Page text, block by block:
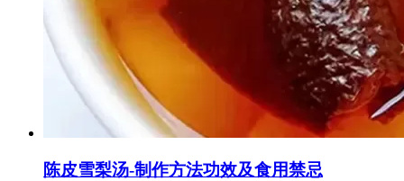
陈皮雪梨汤-制作方法功效及食用禁忌